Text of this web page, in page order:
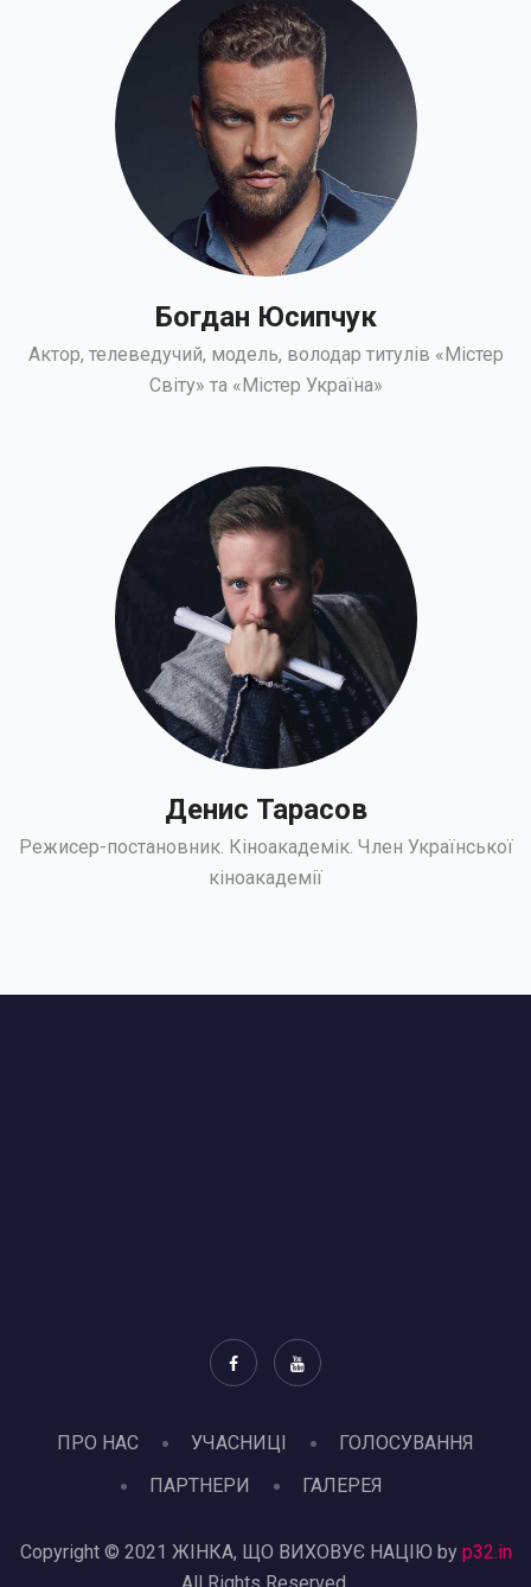
Богдан Юсипчук
Актор, телеведучий, модель, володар титулів «Містер
Світу» та «Містер Україна»
Денис Тарасов
Режисер-постановник. Кіноакадемік. Член Української
кіноакадемії
ПРО НАС УЧАСНИЦІ
ГОЛОСУВАННЯ
ПАРТНЕРИ
ГАЛЕРЕЯ
Copyright © 2021 ЖІНКА, ЩО ВИХОВУЄ НАЦІЮ by p32.in